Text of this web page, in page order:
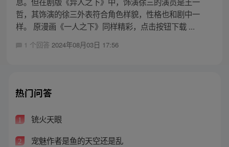
哲，其饰演的徐三外表符合角色样貌，性格也和剧中一
样。 原漫画《一人之下》同样精彩，点击按钮下载 ...
1 个回答 2024年08月03日 17:56
热门问答
1 铳火天眼
2 宠魅作者是鱼的天空还是乱